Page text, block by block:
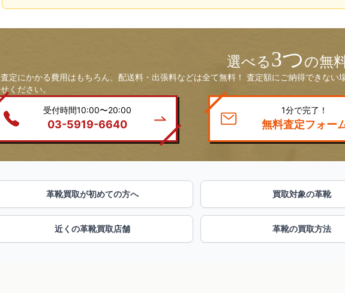
選べる3つの無
査定にかかる費用はもちろん、配送料・出張料などは全て無料！ 査定額にご納得できな
せください。
受付時間10:00〜20:00
03-5919-6640
1分で完了！
無料査定フォー
革靴買取が初めての方へ 買取対象の革靴
近くの革靴買取店舗 革靴の買取方法